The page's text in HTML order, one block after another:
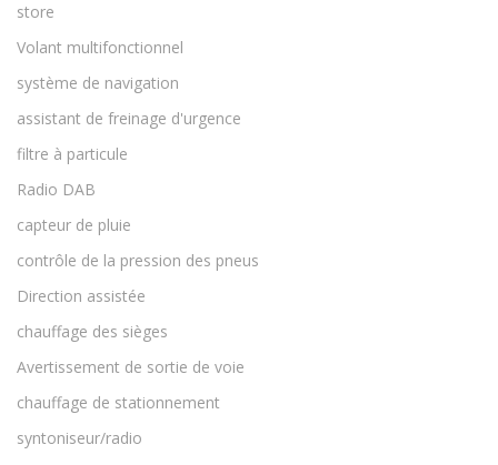
store
Volant multifonctionnel
système de navigation
assistant de freinage d'urgence
filtre à particule
Radio DAB
capteur de pluie
contrôle de la pression des pneus
Direction assistée
chauffage des sièges
Avertissement de sortie de voie
chauffage de stationnement
syntoniseur/radio